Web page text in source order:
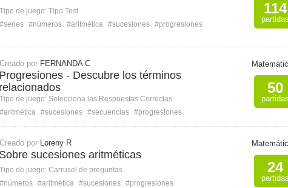
Tipo de juego: Tipo Test
#series #números #aritmética #sucesiones #progresiones
114
partidas
Creado por FERNANDA C
Progresiones - Descubre los términos
relacionados
Tipo de juego: Selecciona las Respuestas Correctas
#aritmética #sucesiones #secuencias #progresiones
50
partidas
Creado por Loreny R
Sobre sucesiones aritméticas
Tipo de juego: Carrusel de preguntas
#números #aritmética #sucesiones #progresiones
24
partidas